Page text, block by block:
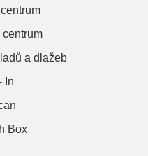
centrum
a dlažeb
In
Box